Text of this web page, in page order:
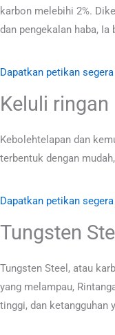
karbon melebihi 2%.
dan pengekalan haba,
Dapatkan petikan segera
Keluli ringan
Kebolehtelapan dan
terbentuk dengan
Dapatkan petikan segera
Tungsten
Tungsten Steel, atau
yang melampau,
tinggi, dan ketangguhan